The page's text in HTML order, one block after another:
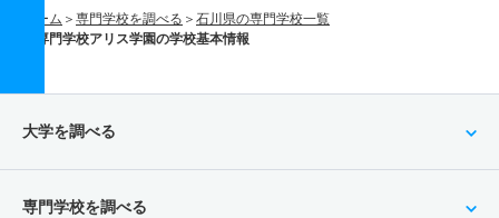
ホーム 専門学校を調べる
石川県の専門学校一覧
専門学校アリス学園の学校基本情報
大学を調べる
専門学校を調べる